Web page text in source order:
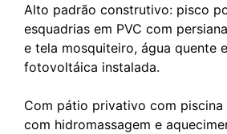
Alto padrão construtivo: pisco
esquadrias em PVC com
e tela mosquiteiro, água quente
fotovoltáica instalada.
Com pátio privativo com piscina
com hidromassagem e